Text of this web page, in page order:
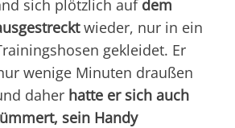
sich plötzlich auf dem
wieder, nur in ein
gekleidet. Er
wenige Minuten draußen
daher hatte er sich auch
sein Handy